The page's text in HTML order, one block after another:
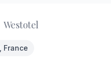
Westotel
, France